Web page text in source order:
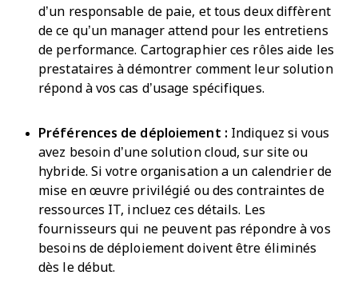
d’un responsable de paie, et tous deux diffèrent
de ce qu’un manager attend pour les entretiens
de performance. Cartographier ces rôles aide les
prestataires à démontrer comment leur solution
répond à vos cas d’usage spécifiques.
Préférences de déploiement : Indiquez si vous
avez besoin d’une solution cloud, sur site ou
hybride. Si votre organisation a un calendrier de
mise en œuvre privilégié ou des contraintes de
ressources IT, incluez ces détails. Les
fournisseurs qui ne peuvent pas répondre à vos
besoins de déploiement doivent être éliminés
dès le début.